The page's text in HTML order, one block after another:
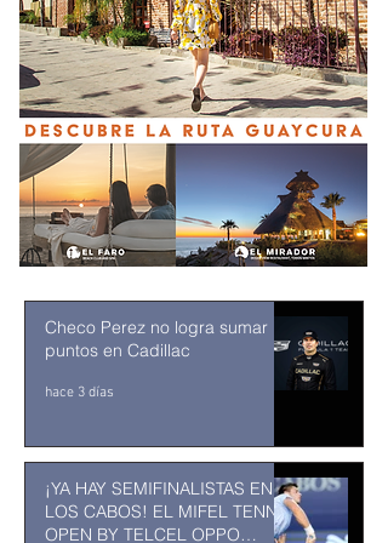
Checo Perez no logra sumar
puntos en Cadillac
hace 3 días
¡YA HAY SEMIFINALISTAS EN
LOS CABOS! EL MIFEL TENNIS
OPEN BY TELCEL OPPO